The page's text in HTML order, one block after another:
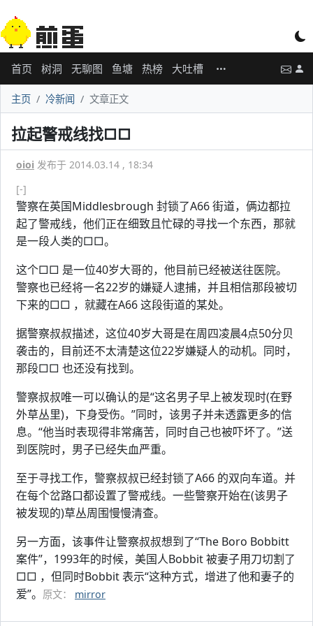
首页 树洞 无聊图 鱼塘 热榜 大吐槽
主页 冷新闻 文章正文
拉起警戒线找□□
oioi 发布于 2014.03.14 , 18:34
[-]
警察在英国Middlesbrough 封锁了A66 街道，俩边都拉
起了警戒线，他们正在细致且忙碌的寻找一个东西，那就
是一段人类的□□。
这个□□ 是一位40岁大哥的，他目前已经被送往医院。
警察也已经将一名22岁的嫌疑人逮捕，并且相信那段被切
下来的□□ ，就藏在A66 这段街道的某处。
据警察叔叔描述，这位40岁大哥是在周四凌晨4点50分贝
袭击的，目前还不太清楚这位22岁嫌疑人的动机。同时，
那段□□ 也还没有找到。
警察叔叔唯一可以确认的是“这名男子早上被发现时(在野
外草丛里)，下身受伤。”同时，该男子并未透露更多的信
息。“他当时表现得非常痛苦，同时自己也被吓坏了。”送
到医院时，男子已经失血严重。
至于寻找工作，警察叔叔已经封锁了A66 的双向车道。并
在每个岔路口都设置了警戒线。一些警察开始在(该男子
被发现的)草丛周围慢慢清查。
另一方面，该事件让警察叔叔想到了“The Boro Bobbitt
案件”，1993年的时候，美国人Bobbit 被妻子用刀切割了
□□ ，但同时Bobbit 表示“这种方式，增进了他和妻子的
爱”。 原文： mirror